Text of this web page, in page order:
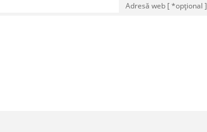
Adresă web [ *opţional ]